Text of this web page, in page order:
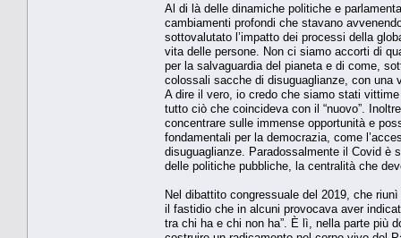
Al di là delle dinamiche politiche e
cambiamenti profondi che stavano
sottovalutato l’impatto dei processi della
vita delle persone. Non ci siamo accorti di
per la salvaguardia del pianeta e di come,
colossali sacche di disuguaglianze, con una
A dire il vero, io credo che siamo stati
tutto ciò che coincideva con il “nuovo”.
concentrare sulle immense opportunità e
fondamentali per la democrazia, come
disuguaglianze. Paradossalmente il Covid è
delle politiche pubbliche, la centralità che
Nel dibattito congressuale del 2019, che
il fastidio che in alcuni provocava aver
tra chi ha e chi non ha”. È lì, nella parte più